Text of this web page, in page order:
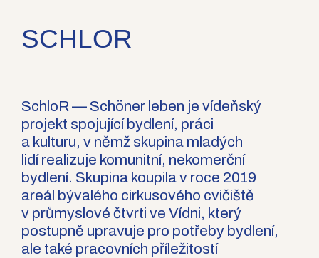
SCHLOR
SchloR — Schöner leben je vídeňský
projekt spojující bydlení, práci
a kulturu, v němž skupina mladých
lidí realizuje komunitní, nekomerční
bydlení. Skupina koupila v roce 2019
areál bývalého cirkusového cvičiště
v průmyslové čtvrti ve Vídni, který
postupně upravuje pro potřeby bydlení,
ale také pracovních příležitostí